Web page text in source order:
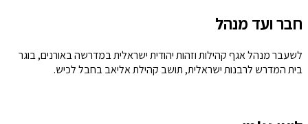
חבר ועד מנהל
לשעבר מנהל אגף קהילות וזהות יהודית ישראלית במדרשה באורנים, בוגר
בית המדרש לרבנות ישראלית, תושב קהילת אליאב בחבל לכיש.